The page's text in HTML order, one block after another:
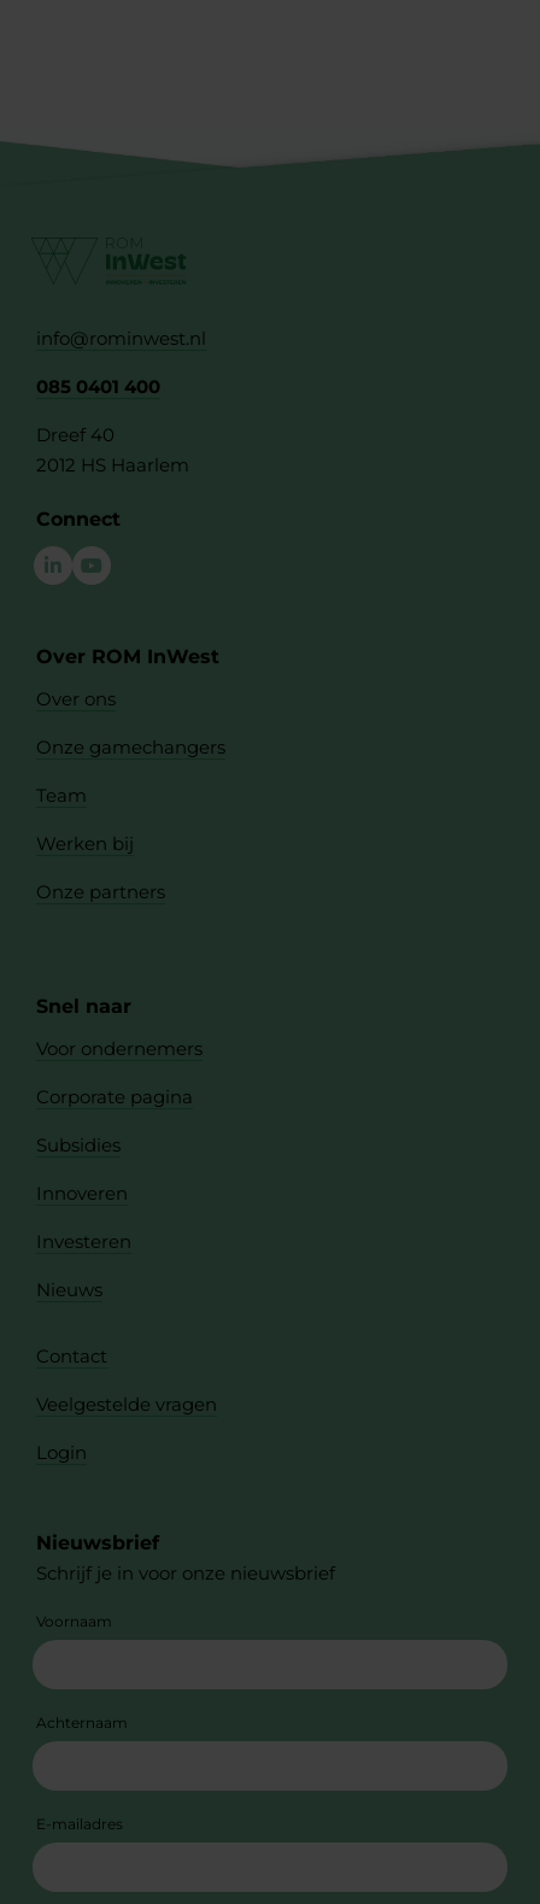
info@rominwest.nl
085 0401 400
Dreef 40
2012 HS Haarlem
Connect
Over ROM InWest
Over ons
Onze gamechangers
Team
Werken bij
Onze partners
Snel naar
Voor ondernemers
Corporate pagina
Subsidies
Innoveren
Investeren
Nieuws
Contact
Veelgestelde vragen
Login
Nieuwsbrief
Schrijf je in voor onze nieuwsbrief
Voornaam
Achternaam
E-mailadres